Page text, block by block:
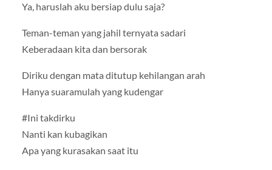
Ya, haruslah aku bersiap dulu saja?
Teman-teman yang jahil ternyata sadari
Keberadaan kita dan bersorak
Diriku dengan mata ditutup kehilangan arah
Hanya suaramulah yang kudengar
#Ini takdirku
Nanti kan kubagikan
Apa yang kurasakan saat itu